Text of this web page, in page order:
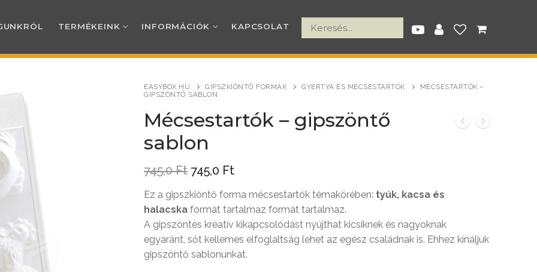
TERMÉKEINK INFORMÁCIÓK KAPCSOLAT
kínáló és csomagolóanyagok
alátétek, tálcák, tálkák, csomagoló
és személyes átvételi információk
tájékoztató
EASYBOX.HU GIPSZKIÖNTŐ FORMÁK GYERTYA ÉS MÉCSESTARTÓK
MÉCSESTARTÓK –
GIPSZÖNTŐ SABLON
Mécsestartók – gipszöntő
sablon
745,0Ft Original
was:
745,0 Ft.
745,0 FtCurrent
is:
745,0 Ft.
Ez a gipszkiöntő forma mécsestartók témakörében: tyúk, kacsa és
halacska formát tartalmaz formát tartalmaz.
A gipszöntés kreatív kikapcsolódást nyújthat kicsiknek és nagyoknak
egyaránt, sőt kellemes elfoglaltság lehet az egész családnak is. Ehhez kínáljuk
gipszöntő sablonunkat.